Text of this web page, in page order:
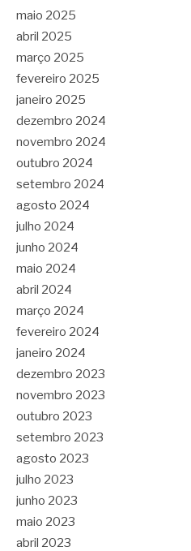
maio 2025
abril 2025
março 2025
fevereiro 2025
janeiro 2025
dezembro 2024
novembro 2024
outubro 2024
setembro 2024
agosto 2024
julho 2024
junho 2024
maio 2024
abril 2024
março 2024
fevereiro 2024
janeiro 2024
dezembro 2023
novembro 2023
outubro 2023
setembro 2023
agosto 2023
julho 2023
junho 2023
maio 2023
abril 2023